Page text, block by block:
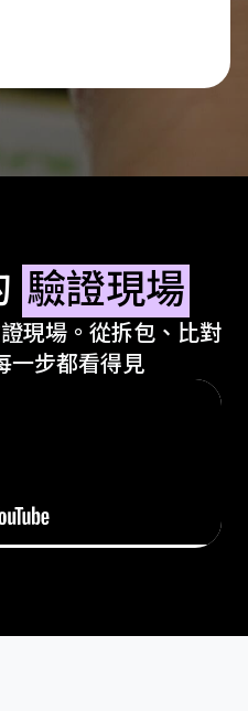
驗證現場
現場。從拆包、比對
一步都看得見